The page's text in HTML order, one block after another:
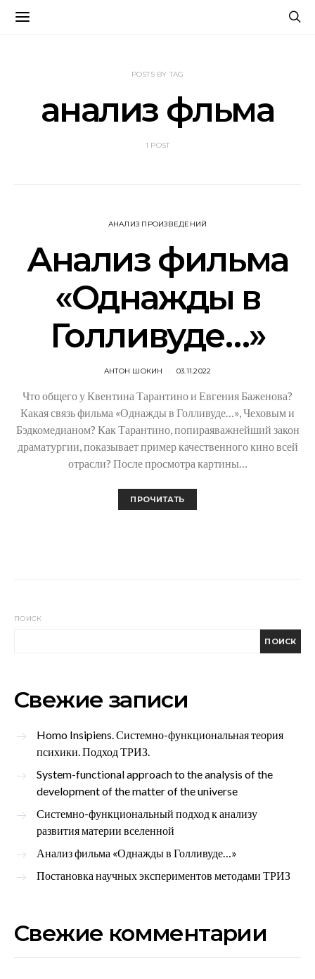
POSTS BY TAG
анализ фльма
1 POST
АНАЛИЗ ПРОИЗВЕДЕНИЙ
Анализ фильма
«Однажды в
Голливуде…»
АНТОН ШОКИН 03.11.2022
Что общего у Квентина Тарантино и Евгения Баженова?
Какая связь фильма «Однажды в Голливуде…», Чеховым и
Бэдкомедианом? Как Тарантино, попираяважнейший закон
драматургии, показывает пример качественного кино всей
отрасли? После просмотра картины…
ПРОЧИТАТЬ
ПОИСК
ПОИСК
Свежие записи
Homo Insipiens. Системно-функциональная теория
психики. Подход ТРИЗ.
System-functional approach to the analysis of the
development of the matter of the universe
Системно-функциональный подход к анализу
развития материи вселенной
Анализ фильма «Однажды в Голливуде…»
Постановка научных экспериментов методами ТРИЗ
Свежие комментарии